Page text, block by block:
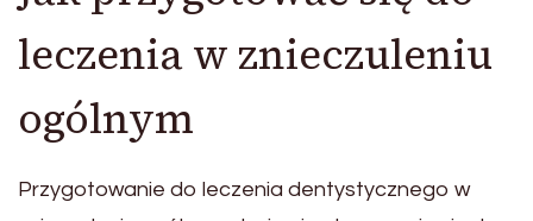
leczenia w znieczuleniu
ogólnym
Przygotowanie do leczenia dentystycznego w